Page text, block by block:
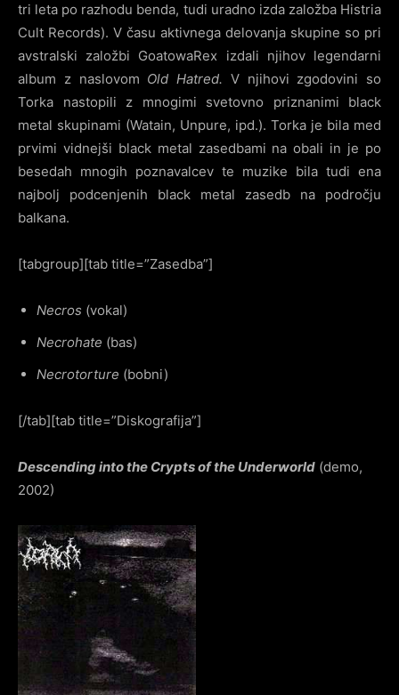
tri leta po razhodu benda, tudi uradno izda založba Histria
Cult Records). V času aktivnega delovanja skupine so pri
avstralski založbi GoatowaRex izdali njihov legendarni
album z naslovom Old Hatred. V njihovi zgodovini so
Torka nastopili z mnogimi svetovno priznanimi black
metal skupinami (Watain, Unpure, ipd.). Torka je bila med
prvimi vidnejši black metal zasedbami na obali in je po
besedah mnogih poznavalcev te muzike bila tudi ena
najbolj podcenjenih black metal zasedb na področju
balkana.
[tabgroup][tab title=”Zasedba”]
Necros (vokal)
Necrohate (bas)
Necrotorture (bobni)
[/tab][tab title=”Diskografija”]
Descending into the Crypts of the Underworld (demo,
2002)